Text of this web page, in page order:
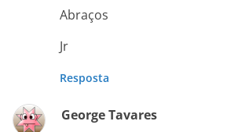
Abraços
Jr
Resposta
George Tavares